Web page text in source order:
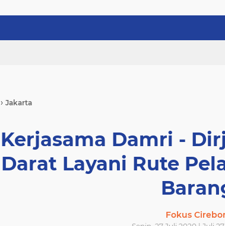
› Jakarta
Kerjasama Damri -
Darat Layani Rute
Fokus